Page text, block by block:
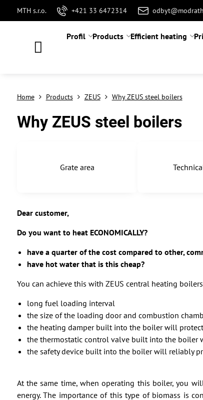
MTH s.r.o. +421 33 6472314
Profil Products Efficient heating
Home Products ZEUS Why ZEUS steel boilers
Why ZEUS steel boilers
Grate area
Dear customer,
Do you want to heat ECONOMICALLY?
have a quarter of the cost compared to other,
have hot water that is this cheap?
You can achieve this with ZEUS central heating
long fuel loading interval
the size of the loading door and combustion
the heating damper built into the boiler will
the thermostatic control valve built into the boiler
the safety device built into the boiler will reliably
At the same time, when operating this boiler, you
energy. The importance of this type of biomass is